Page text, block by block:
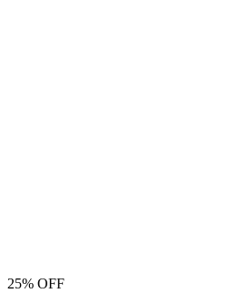
25% OFF